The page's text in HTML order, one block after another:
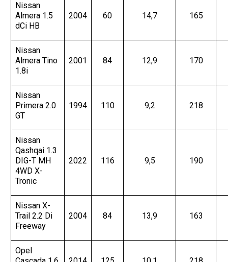
Nissan
Almera 1.5
dCi HB
2004 60 14,7 165
Nissan
Almera Tino
1.8i
2001 84 12,9 170
Nissan
Primera 2.0
GT
1994 110 9,2 218
Nissan
Qashqai 1.3
DIG-T MH
4WD X-
Tronic
2022 116 9,5 190
Nissan X-
Trail 2.2 Di
Freeway
2004 84 13,9 163
Opel